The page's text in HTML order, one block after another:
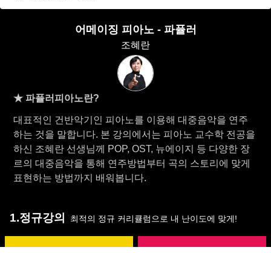
어메이징 피아노 - 파퓰러
조혜란
★ 파퓰러피아노란?
대표적인 건반악기인 피아노를 이용해 대중음악을 연주
하는 것을 말합니다. 본 강의에서는 피아노 교수학 전공을
하신 조혜란 선생님께 POP, OST, 뉴에이지 등 다양한 장
르의 대중음악을 통해 연주방법부터 곡의 스토리에 맞게
표현하는 방법까지 배워봅니다.
1.정규강의 최적의 정규 커리큘럼으로 내 난이도에 맞게!